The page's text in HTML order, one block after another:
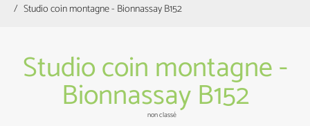
Studio coin montagne - Bionnassay B152
Studio coin montagne -
Bionnassay B152
non classé